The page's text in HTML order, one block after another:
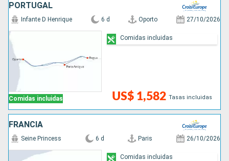
PORTUGAL
Comidas incluidas
Infante D Henrique 6 d Oporto 27/10/2026
US$ 1,582 Tasas incluidas
Comidas incluidas
FRANCIA
Seine Princess 6 d Paris 26/10/2026
Comidas incluidas